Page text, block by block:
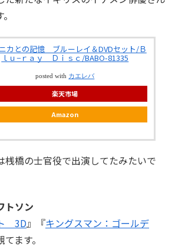
カとの記憶 ブルーレイ＆DVDセット/Ｂ
ｌｕ−ｒａｙ Ｄｉｓｃ/BABO-81335
posted with カエレバ
楽天市場
Amazon
桟橋の士官役で出演してたみたいで
トソン
3D』『キングスマン：ゴールデ
ます。